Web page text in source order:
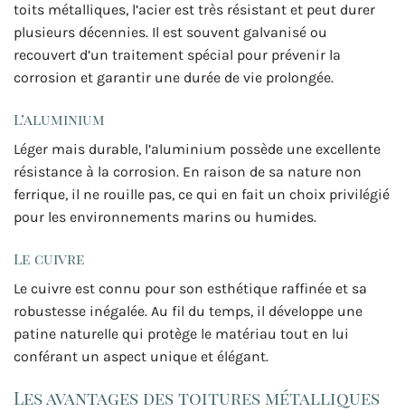
toits métalliques, l’acier est très résistant et peut durer
plusieurs décennies. Il est souvent galvanisé ou
recouvert d’un traitement spécial pour prévenir la
corrosion et garantir une durée de vie prolongée.
L’aluminium
Léger mais durable, l’aluminium possède une excellente
résistance à la corrosion. En raison de sa nature non
ferrique, il ne rouille pas, ce qui en fait un choix privilégié
pour les environnements marins ou humides.
Le cuivre
Le cuivre est connu pour son esthétique raffinée et sa
robustesse inégalée. Au fil du temps, il développe une
patine naturelle qui protège le matériau tout en lui
conférant un aspect unique et élégant.
Les avantages des toitures métalliques